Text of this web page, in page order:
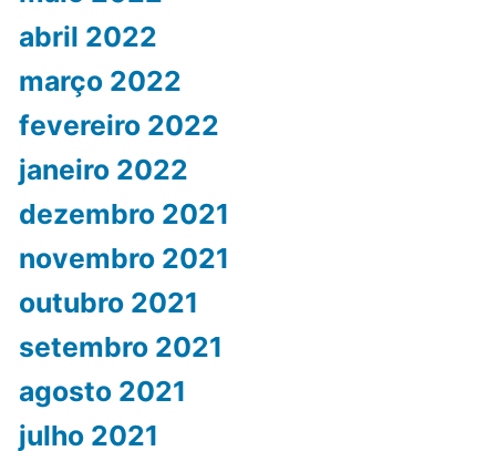
abril 2022
março 2022
fevereiro 2022
janeiro 2022
dezembro 2021
novembro 2021
outubro 2021
setembro 2021
agosto 2021
julho 2021